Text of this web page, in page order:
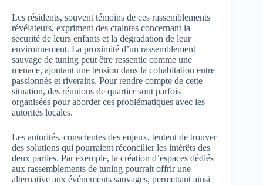
Les résidents, souvent témoins de ces rassemblements
révélateurs, expriment des craintes concernant la
sécurité de leurs enfants et la dégradation de leur
environnement. La proximité d’un rassemblement
sauvage de tuning peut être ressentie comme une
menace, ajoutant une tension dans la cohabitation entre
passionnés et riverains. Pour rendre compte de cette
situation, des réunions de quartier sont parfois
organisées pour aborder ces problématiques avec les
autorités locales.
Les autorités, conscientes des enjeux, tentent de trouver
des solutions qui pourraient réconcilier les intérêts des
deux parties. Par exemple, la création d’espaces dédiés
aux rassemblements de tuning pourrait offrir une
alternative aux événements sauvages, permettant ainsi